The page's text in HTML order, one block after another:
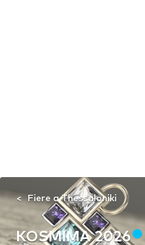
Fiere a Thessaloniki
KOSMIMA 2026